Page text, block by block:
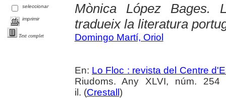
seleccionar
imprimir
Text complet
Mònica López Bages.
tradueix la literatura
Domingo Martí, Oriol
En: Lo Floc : revista del Centre
Riudoms. Any XLVI, núm. 254
il. (Crestall )